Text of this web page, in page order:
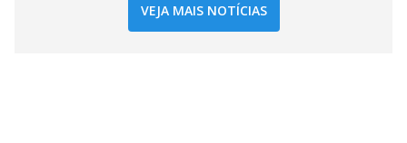
VEJA MAIS NOTÍCIAS